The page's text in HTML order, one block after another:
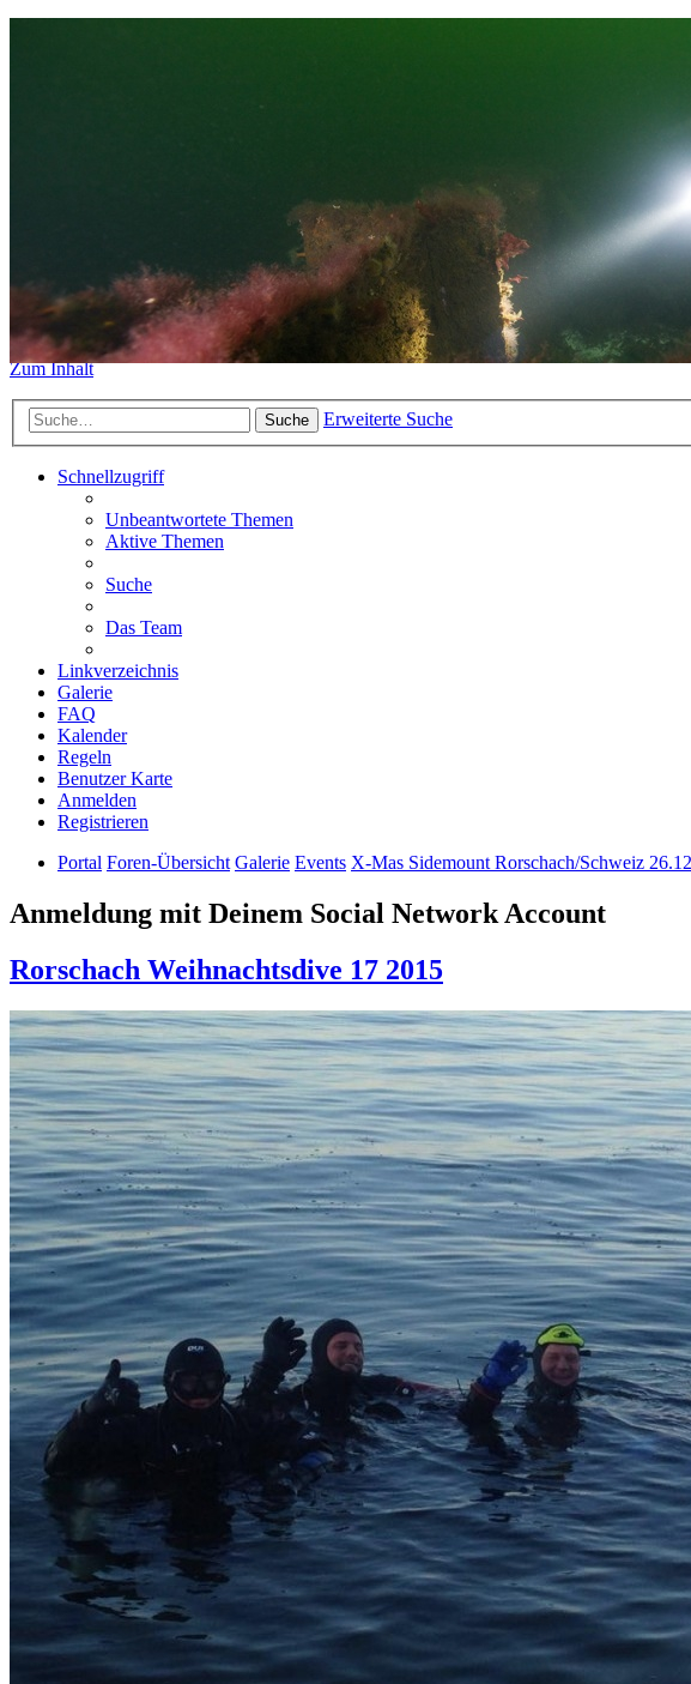
Das Sidemount-Forum ist auf ein neues
Das alte Forum hier existiert nur
Sidemount-Forum
Erlebe den Unterschied
Zum Inhalt
Suche Erweiterte Suche
Schnellzugriff
Unbeantwortete Themen
Aktive Themen
Suche
Das Team
Linkverzeichnis
Galerie
FAQ
Kalender
Regeln
Benutzer Karte
Anmelden
Registrieren
Portal Foren-Übersicht Galerie Events X-Mas Sidemount Rorschach/Schweiz
Anmeldung mit Deinem Social Network Account
Rorschach Weihnachtsdive 17 2015